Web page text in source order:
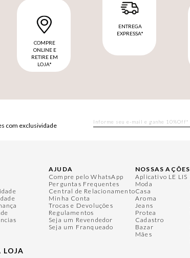
COMPRE
ONLINE E
RETIRE EM
LOJA*
ENTREGA
EXPRESSA*
com exclusividade
LOJA
AJUDA
Compre pelo WhatsApp
Perguntas Frequentes
Central de Relacionamento
Minha Conta
Trocas e Devoluções
Regulamentos
Seja um Revendedor
Seja um Franqueado
NOSSAS AÇÕES
Aplicativo LE LIS
Moda
Casa
Aroma
Jeans
Protea
Cadastro
Bazar
Mães